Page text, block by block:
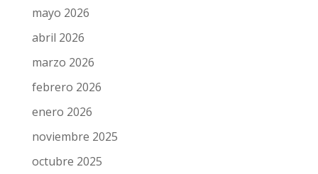
mayo 2026
abril 2026
marzo 2026
febrero 2026
enero 2026
noviembre 2025
octubre 2025